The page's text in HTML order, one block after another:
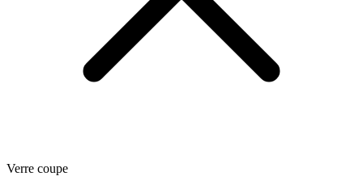
Verre coupe